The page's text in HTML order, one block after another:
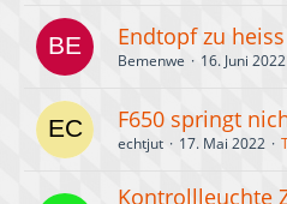
Endtopf zu heiss
Bemenwe 16. Juni 2022
F650 springt
echtjut 17. Mai 2022
Kontrollleuchte